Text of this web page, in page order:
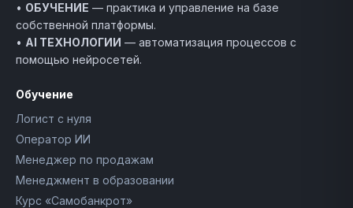
• ОБУЧЕНИЕ — практика и управление на базе
собственной платформы.
• AI ТЕХНОЛОГИИ — автоматизация процессов с
помощью нейросетей.
Обучение
Логист с нуля
Оператор ИИ
Менеджер по продажам
Менеджмент в образовании
Курс «Самобанкрот»